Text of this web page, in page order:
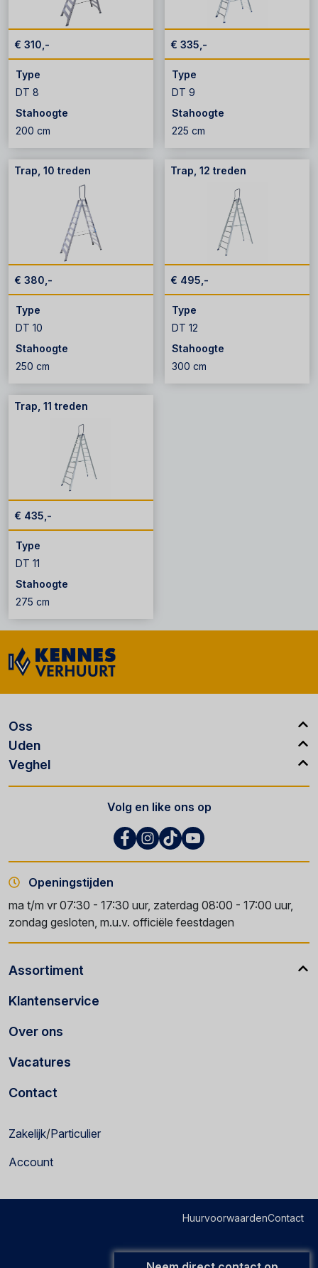
€ 310,-
Type
DT 8
Stahoogte
200 cm
€ 335,-
Type
DT 9
Stahoogte
225 cm
Trap, 10 treden
€ 380,-
Type
DT 10
Stahoogte
250 cm
Trap, 12 treden
€ 495,-
Type
DT 12
Stahoogte
300 cm
Trap, 11 treden
€ 435,-
Type
DT 11
Stahoogte
275 cm
Oss
Uden
Veghel
Volg en like ons op
Openingstijden
ma t/m vr 07:30 - 17:30 uur, zaterdag 08:00 - 17:00 uur,
zondag gesloten, m.u.v. officiële feestdagen
Assortiment
Klantenservice
Over ons
Vacatures
Contact
Zakelijk/Particulier
Account
HuurvoorwaardenContact